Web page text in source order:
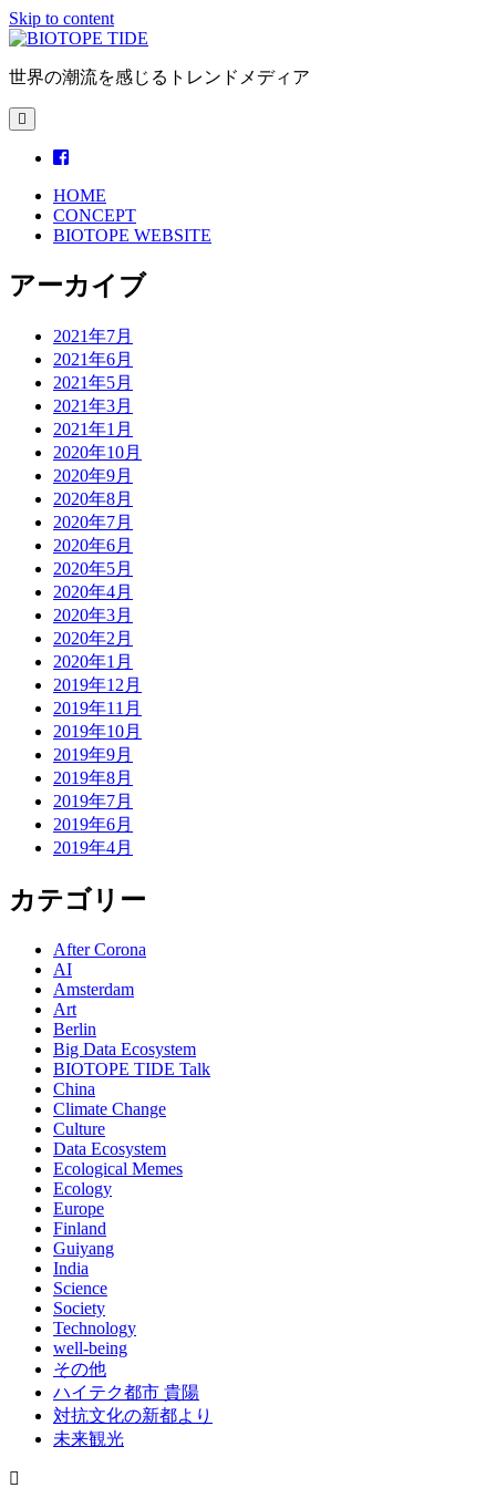
Skip to content
BIOTOPE
世界の潮流を感じるトレンドメディア
open
primary
facebook
HOME
CONCEPT
BIOTOPE WEBSITE
Sidebar
アーカイブ
2021年7月
2021年6月
2021年5月
2021年3月
2021年1月
2020年10月
2020年9月
2020年8月
2020年7月
2020年6月
2020年5月
2020年4月
2020年3月
2020年2月
2020年1月
2019年12月
2019年11月
2019年10月
2019年9月
2019年8月
2019年7月
2019年6月
2019年4月
カテゴリー
After Corona
AI
Amsterdam
Art
Berlin
Big Data Ecosystem
BIOTOPE TIDE Talk
China
Climate Change
Culture
Data Ecosystem
Ecological Memes
Ecology
Europe
Finland
Guiyang
India
Science
Society
Technology
well-being
その他
ハイテク都市 貴陽
対抗文化の新都より
未来観光